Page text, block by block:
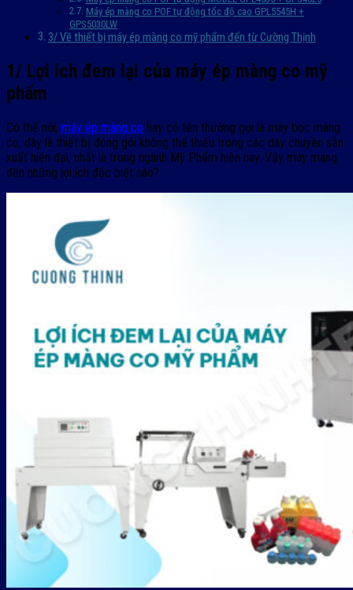
Máy ép màng co POF tự động tốc độ cao GPL5545H +
GPS5030LW
3/ Về thiết bị máy ép màng co mỹ phẩm đến từ Cường Thịnh
1/ Lợi ích đem lại của máy ép màng co mỹ
phẩm
Có thể nói, máy ép màng co hay có tên thường gọi là máy bọc màng
co, đây là thiết bị đóng gói không thể thiếu trong các dây chuyền sản
xuất hiện đại, nhất là trong ngành Mỹ Phẩm hiện nay. Vậy máy mang
đến những lợi ích đặc biệt nào?